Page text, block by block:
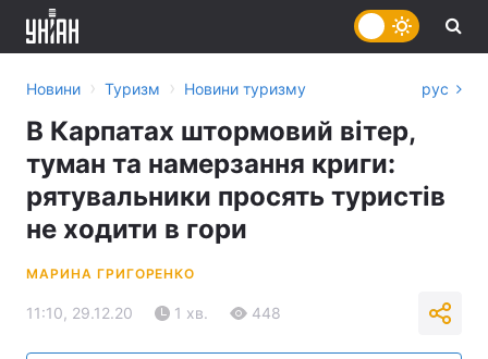
Новини › Туризм › Новини туризму рус
В Карпатах штормовий вітер,
туман та намерзання криги:
рятувальники просять туристів
не ходити в гори
МАРИНА ГРИГОРЕНКО
11:10, 29.12.20 1 хв. 448